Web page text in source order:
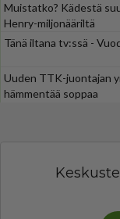
Muistatko? Kädestä
Henry-miljonääriltä
Tänä iltana tv:ssä -
Uuden TTK-juontajan
hämmentää soppaa